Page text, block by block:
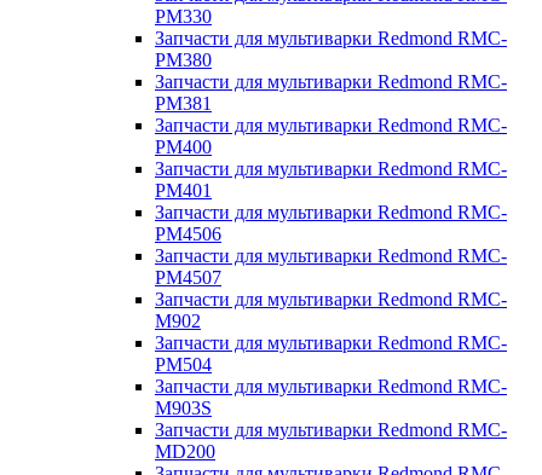
PM330
Запчасти для мультиварки Redmond RMC-
PM380
Запчасти для мультиварки Redmond RMC-
PM381
Запчасти для мультиварки Redmond RMC-
PM400
Запчасти для мультиварки Redmond RMC-
PM401
Запчасти для мультиварки Redmond RMC-
PM4506
Запчасти для мультиварки Redmond RMC-
PM4507
Запчасти для мультиварки Redmond RMC-
M902
Запчасти для мультиварки Redmond RMC-
PM504
Запчасти для мультиварки Redmond RMC-
M903S
Запчасти для мультиварки Redmond RMC-
MD200